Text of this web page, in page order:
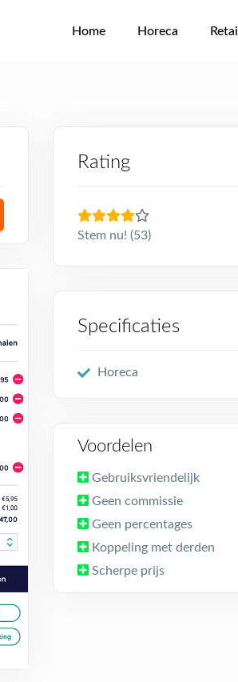
Home Horeca Retail
Rating
Stem nu! (53)
Specificaties
Horeca
Voordelen
Gebruiksvriendelijk
Geen commissie
Geen percentages
Koppeling met derden
Scherpe prijs